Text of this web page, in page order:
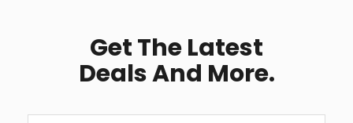
Get The Latest
Deals And More.